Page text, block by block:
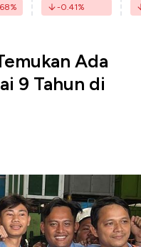
% -0.41%
Ada
9 Tahun di